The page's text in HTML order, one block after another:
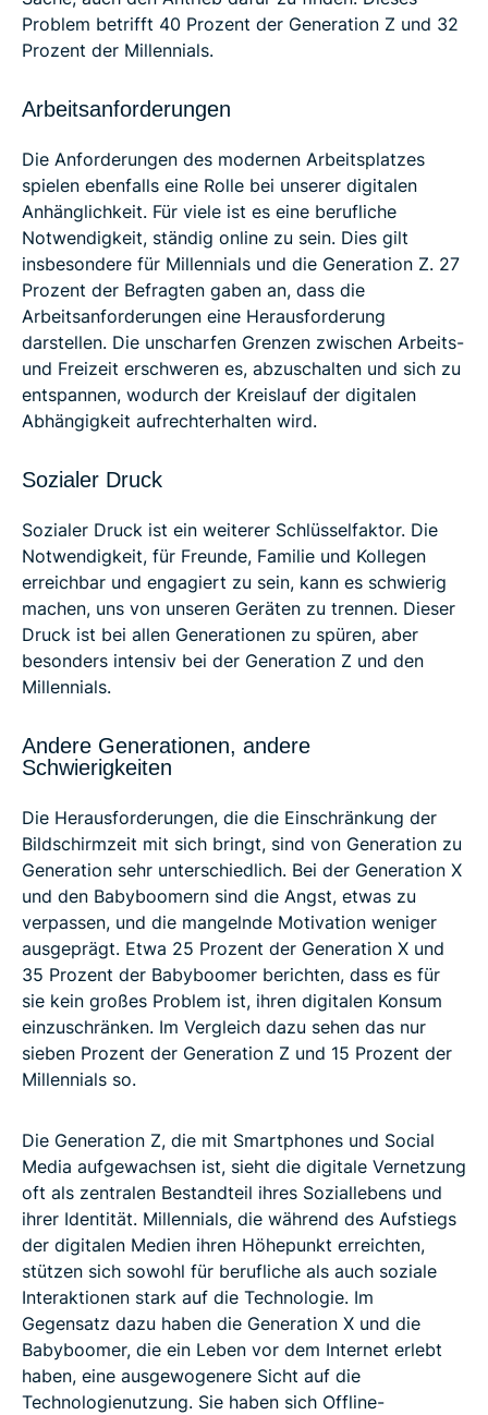
Problem betrifft 40 Prozent der Generation Z und 32
Prozent der Millennials.
Arbeitsanforderungen
Die Anforderungen des modernen Arbeitsplatzes
spielen ebenfalls eine Rolle bei unserer digitalen
Anhänglichkeit. Für viele ist es eine berufliche
Notwendigkeit, ständig online zu sein. Dies gilt
insbesondere für Millennials und die Generation Z. 27
Prozent der Befragten gaben an, dass die
Arbeitsanforderungen eine Herausforderung
darstellen. Die unscharfen Grenzen zwischen Arbeits-
und Freizeit erschweren es, abzuschalten und sich zu
entspannen, wodurch der Kreislauf der digitalen
Abhängigkeit aufrechterhalten wird.
Sozialer Druck
Sozialer Druck ist ein weiterer Schlüsselfaktor. Die
Notwendigkeit, für Freunde, Familie und Kollegen
erreichbar und engagiert zu sein, kann es schwierig
machen, uns von unseren Geräten zu trennen. Dieser
Druck ist bei allen Generationen zu spüren, aber
besonders intensiv bei der Generation Z und den
Millennials.
Andere Generationen, andere
Schwierigkeiten
Die Herausforderungen, die die Einschränkung der
Bildschirmzeit mit sich bringt, sind von Generation zu
Generation sehr unterschiedlich. Bei der Generation X
und den Babyboomern sind die Angst, etwas zu
verpassen, und die mangelnde Motivation weniger
ausgeprägt. Etwa 25 Prozent der Generation X und
35 Prozent der Babyboomer berichten, dass es für
sie kein großes Problem ist, ihren digitalen Konsum
einzuschränken. Im Vergleich dazu sehen das nur
sieben Prozent der Generation Z und 15 Prozent der
Millennials so.
Die Generation Z, die mit Smartphones und Social
Media aufgewachsen ist, sieht die digitale Vernetzung
oft als zentralen Bestandteil ihres Soziallebens und
ihrer Identität. Millennials, die während des Aufstiegs
der digitalen Medien ihren Höhepunkt erreichten,
stützen sich sowohl für berufliche als auch soziale
Interaktionen stark auf die Technologie. Im
Gegensatz dazu haben die Generation X und die
Babyboomer, die ein Leben vor dem Internet erlebt
haben, eine ausgewogenere Sicht auf die
Technologienutzung. Sie haben sich Offline-